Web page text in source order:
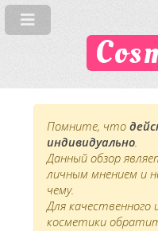
Помните, что
индивидуально.
Данный обзор
личным мнением и
чему.
Для качественного
косметики